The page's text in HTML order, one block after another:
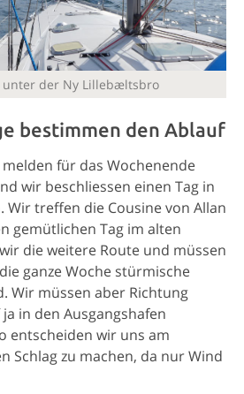
der Ny Lillebæltsbro
bestimmen den Ablauf
für das Wochenende
wir beschliessen einen Tag in
Wir treffen die Cousine von Allan
gemütlichen Tag im alten
die weitere Route und müssen
ganze Woche stürmische
Wir müssen aber Richtung
in den Ausgangshafen
entscheiden wir uns am
Schlag zu machen, da nur Wind